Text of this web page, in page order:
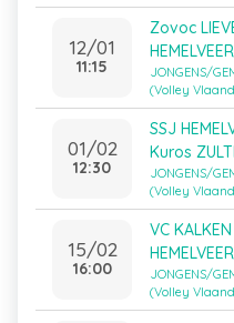
12/01
11:15
Zovoc
JONGENS/
(Volley
01/02
12:30
SSJ
Kuros
JONGENS/
(Volley
15/02
16:00
VC
JONGENS/
(Volley